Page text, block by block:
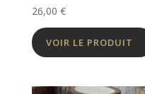
26,00 €
VOIR LE PRODUIT